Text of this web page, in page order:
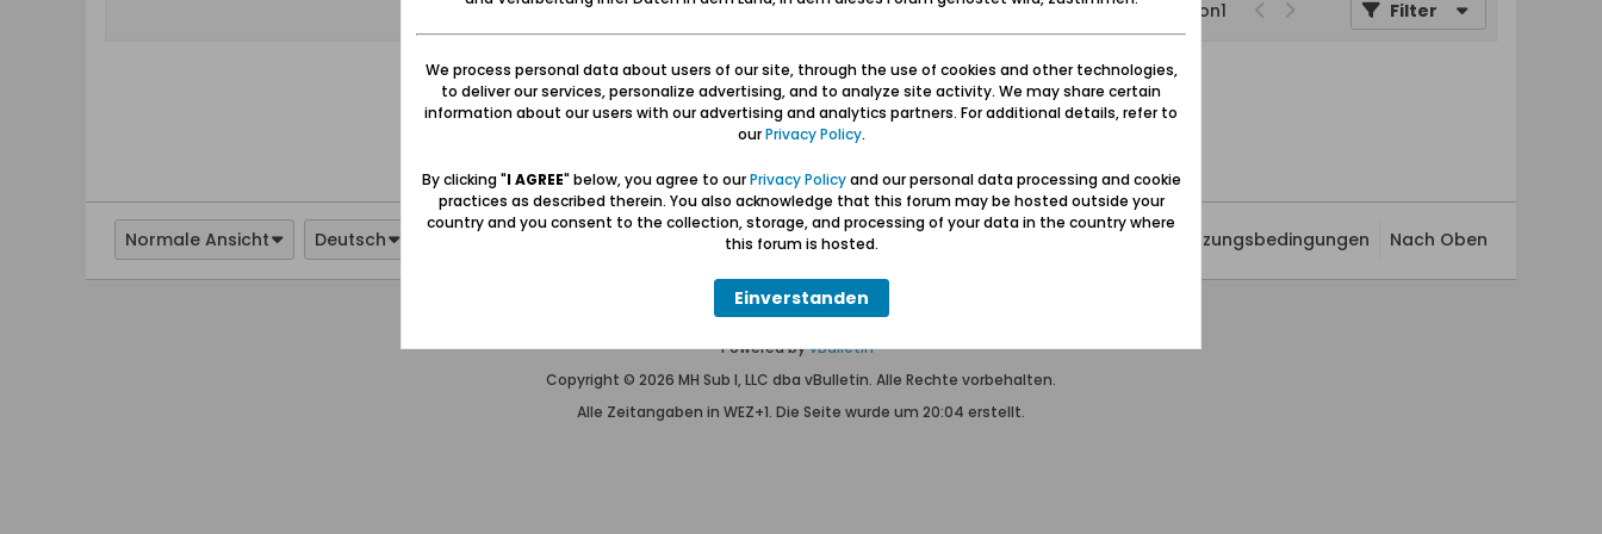
Seite von1 Filter
Keine Themen gefunden oder du bist nicht registriert.
Nurregistrierte Benutzer können alles sehen.
Normale Ansicht Deutsch Nutzungsbedingungen Nach Oben
Wolfgang Naujocks MMXXVI
Powered byvBulletin®
Copyright © 2026 MH Sub I, LLC dba vBulletin. Alle Rechte vorbehalten.
Alle Zeitangaben in WEZ+1. Die Seite wurde um 20:04 erstellt.
We process personal data about users of our site, through the use of cookies and other technologies,
to deliver our services, personalize advertising, and to analyze site activity. We may share certain
information about our users with our advertising and analytics partners. For additional details, refer to
ourPrivacy Policy.
By clicking "I AGREE" below, you agree to ourPrivacy Policyand our personal data processing and cookie
practices as described therein. You also acknowledge that this forum may be hosted outside your
country and you consent to the collection, storage, and processing of your data in the country where
this forum is hosted.
Einverstanden